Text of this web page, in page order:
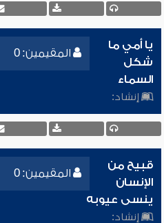
المقيمين: 0
يا أمي ما
شكل
السماء
إنشاد:
المقيمين: 0
قبيح من
الإنسان
ينسى عيوبه
إنشاد: